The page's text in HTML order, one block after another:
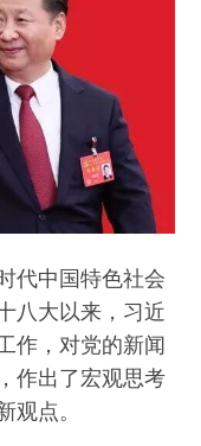
中国特色社会
八大以来，习近
作，对党的新闻
作出了宏观思考
点。